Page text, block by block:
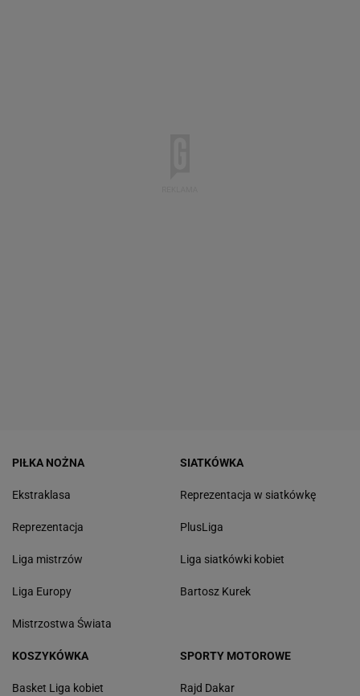
PIŁKA NOŻNA
Ekstraklasa
Reprezentacja
Liga mistrzów
Liga Europy
Mistrzostwa Świata
SIATKÓWKA
Reprezentacja w siatkówkę
PlusLiga
Liga siatkówki kobiet
Bartosz Kurek
KOSZYKÓWKA
Basket Liga kobiet
SPORTY MOTOROWE
Rajd Dakar